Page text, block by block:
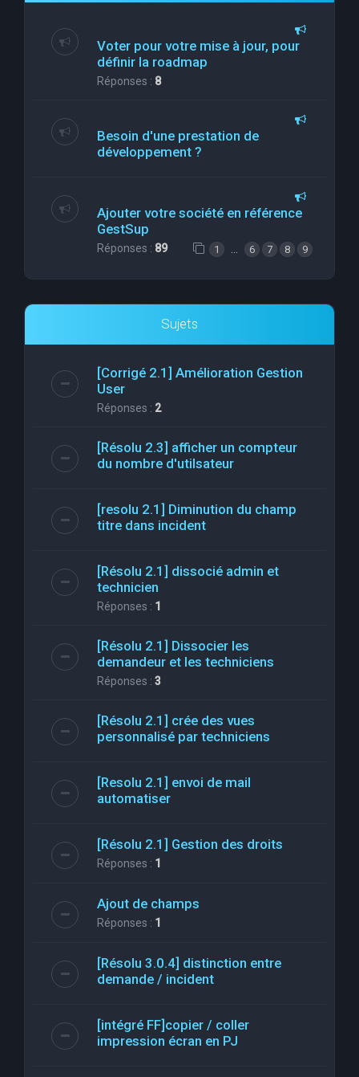
Voter pour votre mise à jour, pour
définir la roadmap
Réponses : 8
Besoin d'une prestation de
développement ?
Ajouter votre société en référence
GestSup
Réponses : 89 1 6 7 8 9
Sujets
[Corrigé 2.1] Amélioration Gestion
User
Réponses : 2
[Résolu 2.3] afficher un compteur
du nombre d'utilsateur
[resolu 2.1] Diminution du champ
titre dans incident
[Résolu 2.1] dissocié admin et
technicien
Réponses : 1
[Résolu 2.1] Dissocier les
demandeur et les techniciens
Réponses : 3
[Résolu 2.1] crée des vues
personnalisé par techniciens
[Resolu 2.1] envoi de mail
automatiser
[Résolu 2.1] Gestion des droits
Réponses : 1
Ajout de champs
Réponses : 1
[Résolu 3.0.4] distinction entre
demande / incident
[intégré FF]copier / coller
impression écran en PJ